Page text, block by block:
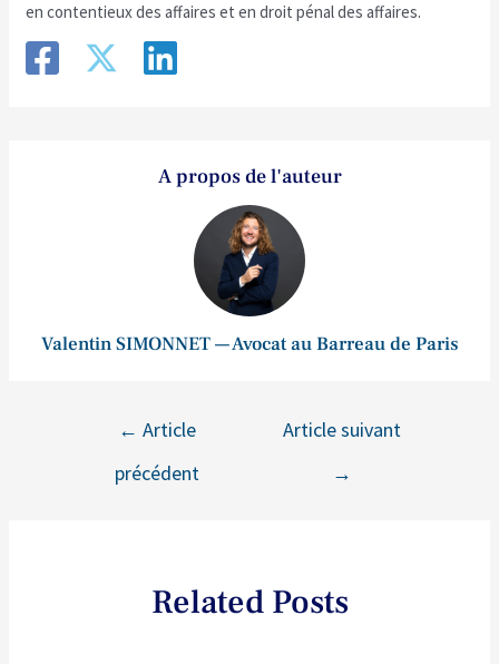
en contentieux des affaires et en droit pénal des affaires.
A propos de l'auteur
Valentin SIMONNET — Avocat au Barreau de Paris
← Article
précédent
Article suivant
→
Related Posts